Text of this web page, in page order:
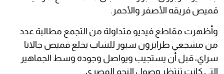
قميص فريقه الأصفر والأحمر.
وأظهرت مقاطع فيديو متداولة من التجمع مطالبة عدد
من مشجعي طرابزون سبور للشاب بخلع قميص جالاتا
سراي، قبل أن يستجيب ويواصل وجوده وسط الجماهير
التي كانت تنتظر وصول النجم المصري.